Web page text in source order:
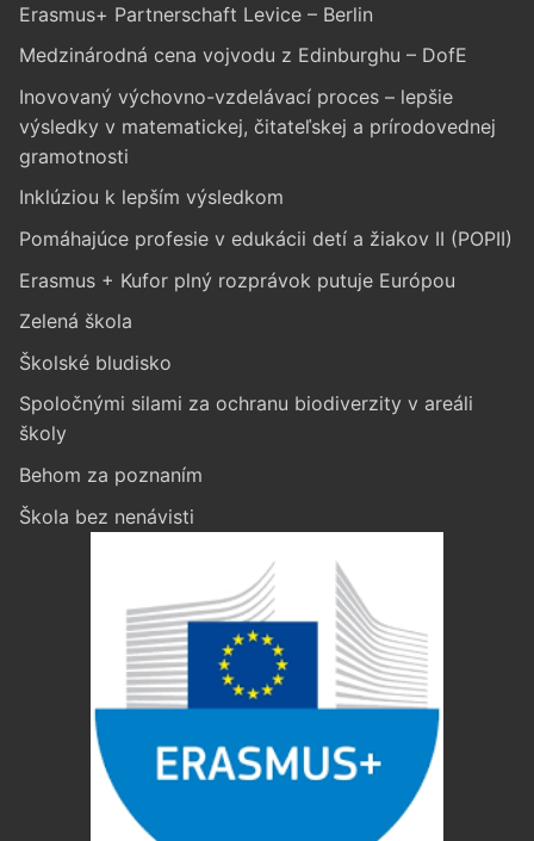
Erasmus+ Partnerschaft Levice – Berlin
Medzinárodná cena vojvodu z Edinburghu – DofE
Inovovaný výchovno-vzdelávací proces – lepšie
výsledky v matematickej, čitateľskej a prírodovednej
gramotnosti
Inklúziou k lepším výsledkom
Pomáhajúce profesie v edukácii detí a žiakov II (POPII)
Erasmus + Kufor plný rozprávok putuje Európou
Zelená škola
Školské bludisko
Spoločnými silami za ochranu biodiverzity v areáli
školy
Behom za poznaním
Škola bez nenávisti